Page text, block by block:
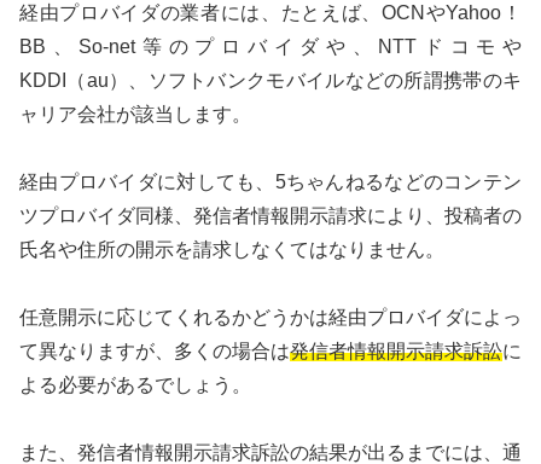
経由プロバイダの業者には、たとえば、OCNやYahoo！
BB、So-net等のプロバイダや、NTTドコモや
KDDI（au）、ソフトバンクモバイルなどの所謂携帯のキ
ャリア会社が該当します。
経由プロバイダに対しても、5ちゃんねるなどのコンテン
ツプロバイダ同様、発信者情報開示請求により、投稿者の
氏名や住所の開示を請求しなくてはなりません。
任意開示に応じてくれるかどうかは経由プロバイダによっ
て異なりますが、多くの場合は発信者情報開示請求訴訟に
よる必要があるでしょう。
また、発信者情報開示請求訴訟の結果が出るまでには、通